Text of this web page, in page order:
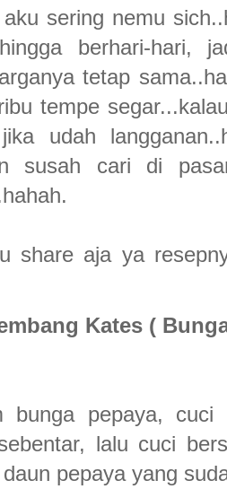
sering nemu
berhari-hari,
tetap
tempe
udah
susah cari di
share aja ya
Kates (
bunga pepaya,
lalu cuci
pepaya yang